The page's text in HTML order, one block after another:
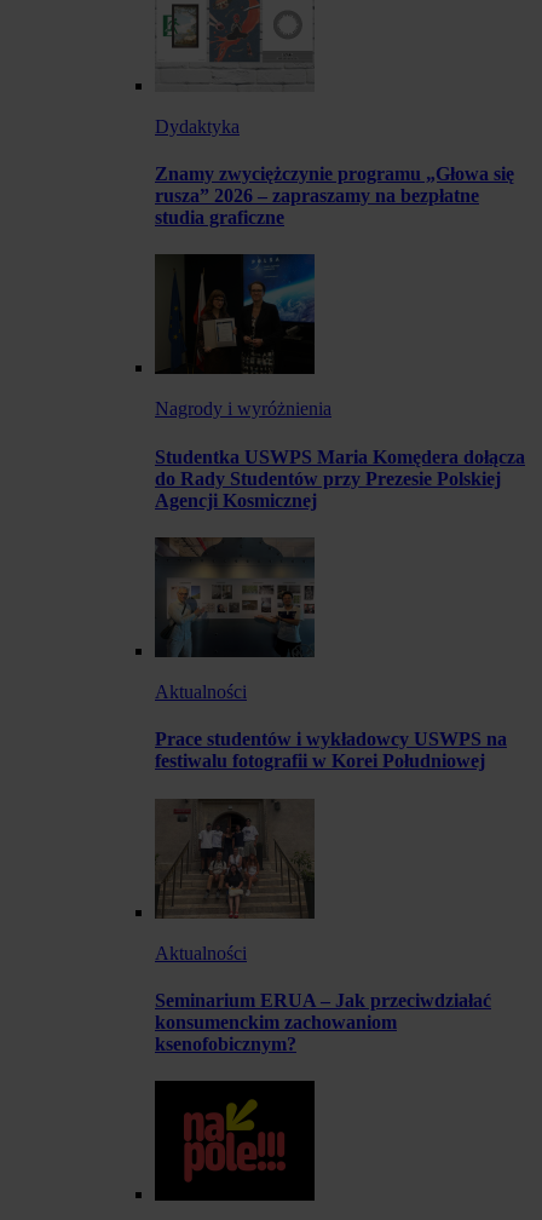
Dydaktyka
Znamy zwyciężczynie programu „Głowa się
rusza” 2026 – zapraszamy na bezpłatne
studia graficzne
Nagrody i wyróżnienia
Studentka USWPS Maria Komędera dołącza
do Rady Studentów przy Prezesie Polskiej
Agencji Kosmicznej
Aktualności
Prace studentów i wykładowcy USWPS na
festiwalu fotografii w Korei Południowej
Aktualności
Seminarium ERUA – Jak przeciwdziałać
konsumenckim zachowaniom
ksenofobicznym?